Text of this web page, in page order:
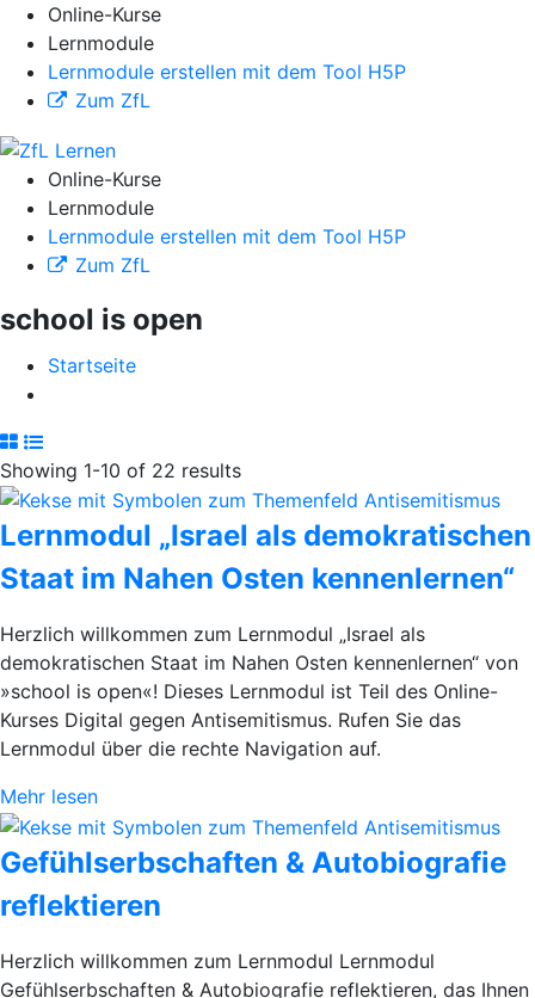
Online-Kurse
Lernmodule
Lernmodule erstellen mit dem Tool H5P
Zum ZfL
Online-Kurse
Lernmodule
Lernmodule erstellen mit dem Tool H5P
Zum ZfL
school is open
Startseite
Showing 1-10 of 22 results
Lernmodul „Israel als demokratischen
Staat im Nahen Osten kennenlernen“
Herzlich willkommen zum Lernmodul „Israel als
demokratischen Staat im Nahen Osten kennenlernen“ von
»school is open«! Dieses Lernmodul ist Teil des Online-
Kurses Digital gegen Antisemitismus. Rufen Sie das
Lernmodul über die rechte Navigation auf.
Mehr lesen
Gefühlserbschaften & Autobiografie
reflektieren
Herzlich willkommen zum Lernmodul Lernmodul
Gefühlserbschaften & Autobiografie reflektieren, das Ihnen